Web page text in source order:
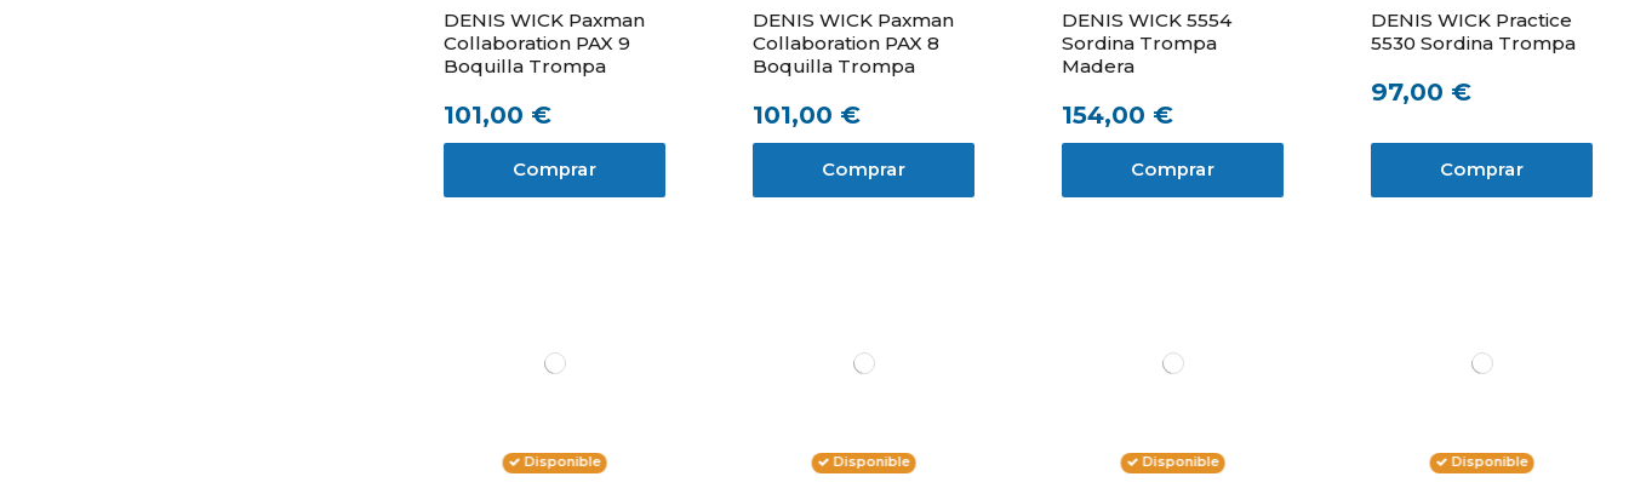
DENIS WICK Paxman
Collaboration PAX 9
Boquilla Trompa
101,00 €
Comprar
DENIS WICK Paxman
Collaboration PAX 8
Boquilla Trompa
101,00 €
Comprar
DENIS WICK 5554
Sordina Trompa
Madera
154,00 €
Comprar
DENIS WICK Practice
5530 Sordina Trompa
97,00 €
Comprar
Disponible Disponible Disponible Disponible